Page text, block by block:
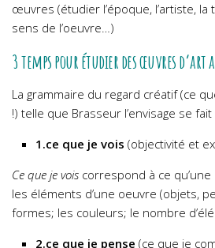
œuvres (étudier l’époque, l’artiste, la
sens de l’oeuvre…)
3 temps pour étudier des œuvres d’art
La grammaire du regard créatif (ce
!) telle que Brasseur l’envisage se
1.ce que je vois (objectivité et
Ce que je vois correspond à ce
les éléments d’une oeuvre (objets,
formes; les couleurs; le nombre
2.ce que je pense (ce que je